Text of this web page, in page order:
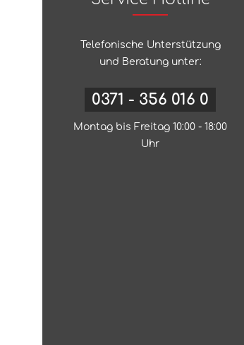
Telefonische Unterstützung
und Beratung unter:
0371 - 356 016 0
Montag bis Freitag 10:00 - 18:00
Uhr